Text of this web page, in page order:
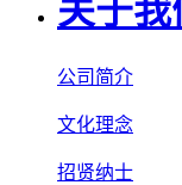
关于我
公司简介
文化理念
招贤纳士